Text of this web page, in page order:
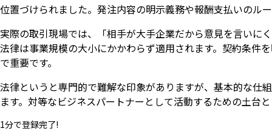
位置づけられました。発注内容の明示義務や報酬支払いのル
実際の取引現場では、「相手が大手企業だから意見を言いに
法律は事業規模の大小にかかわらず適用されます。契約条件
で重要です。
法律というと専門的で難解な印象がありますが、基本的な仕
ます。対等なビジネスパートナーとして活動するための土台
1分で登録完了!